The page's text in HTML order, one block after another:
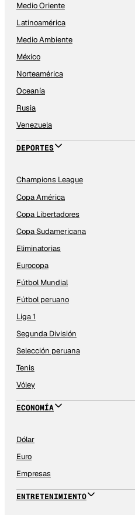
Medio Oriente
Latinoamérica
Medio Ambiente
México
Norteamérica
Oceanía
Rusia
Venezuela
DEPORTES
Champions League
Copa América
Copa Libertadores
Copa Sudamericana
Eliminatorias
Eurocopa
Fútbol Mundial
Fútbol peruano
Liga 1
Segunda División
Selección peruana
Tenis
Vóley
ECONOMÍA
Dólar
Euro
Empresas
ENTRETENIMIENTO